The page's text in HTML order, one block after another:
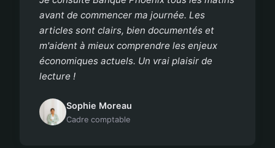
avant de commencer ma journée. Les
articles sont clairs, bien documentés et
m'aident à mieux comprendre les enjeux
économiques actuels. Un vrai plaisir de
lecture !
Sophie Moreau
Cadre comptable